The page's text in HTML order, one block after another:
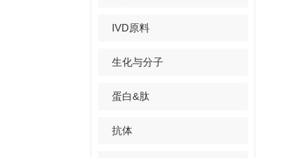
IVD原料
生化与分子
蛋白&肽
抗体